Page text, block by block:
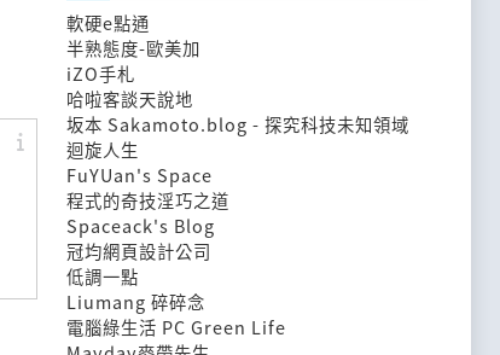
軟硬e點通
半熟態度-歐美加
iZO手札
哈啦客談天說地
坂本 Sakamoto.blog - 探究科技未知領域
迴旋人生
FuYUan's Space
程式的奇技淫巧之道
Spaceack's Blog
冠均網頁設計公司
低調一點
Liumang 碎碎念
電腦綠生活 PC Green Life